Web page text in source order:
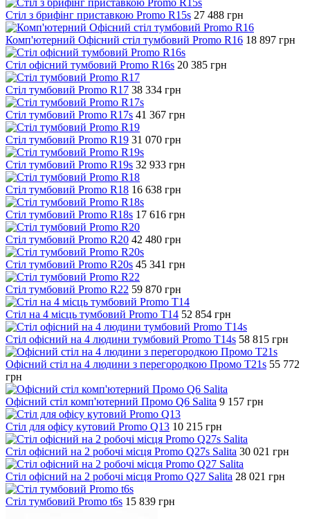
Стіл з брифінг приставкою Promo R15s 27 488 грн
Комп'ютерний Офісний стіл тумбовий Promo R16 18 897 грн
Стіл офісний тумбовий Promo R16s 20 385 грн
Стіл тумбовий Promo R17 38 334 грн
Стіл тумбовий Promo R17s 41 367 грн
Стіл тумбовий Promo R19 31 070 грн
Стіл тумбовий Promo R19s 32 933 грн
Стіл тумбовий Promo R18 16 638 грн
Стіл тумбовий Promo R18s 17 616 грн
Стіл тумбовий Promo R20 42 480 грн
Стіл тумбовий Promo R20s 45 341 грн
Стіл тумбовий Promo R22 59 870 грн
Стіл на 4 місць тумбовий Promo T14 52 854 грн
Стіл офісний на 4 людини тумбовий Promo T14s 58 815 грн
Офісний стіл на 4 людини з перегородкою Промо T21s 55 772
грн
Офісний стіл комп'ютерний Промо Q6 Salita 9 157 грн
Стіл для офісу кутовий Promo Q13 10 215 грн
Стіл офісний на 2 робочі місця Promo Q27s Salita 30 021 грн
Стіл офісний на 2 робочі місця Promo Q27 Salita 28 021 грн
Стіл тумбовий Promo t6s 15 839 грн